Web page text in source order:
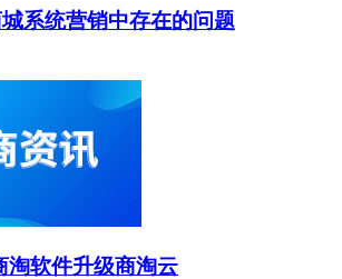
系统营销中存在的问题
淘软件升级商淘云